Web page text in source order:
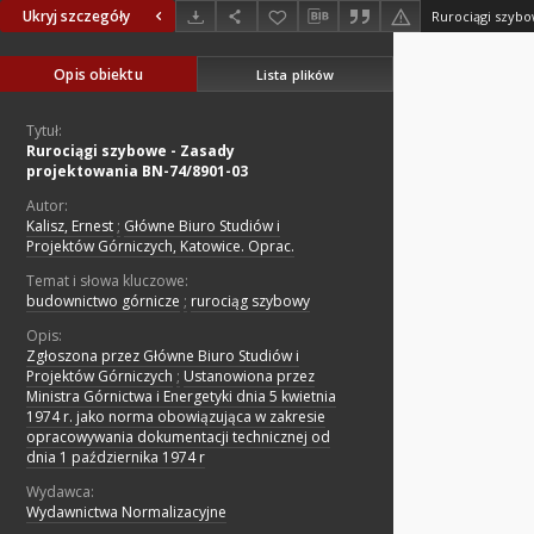
Ukryj szczegóły
Opis obiektu Lista plików
Tytuł:
Rurociągi szybowe - Zasady
projektowania BN-74/8901-03
Autor:
Kalisz, Ernest ; Główne Biuro Studiów i
Projektów Górniczych, Katowice. Oprac.
Temat i słowa kluczowe:
budownictwo górnicze ; rurociąg szybowy
Opis:
Zgłoszona przez Główne Biuro Studiów i
Projektów Górniczych ; Ustanowiona przez
Ministra Górnictwa i Energetyki dnia 5 kwietnia
1974 r. jako norma obowiązująca w zakresie
opracowywania dokumentacji technicznej od
dnia 1 października 1974 r
Wydawca:
Wydawnictwa Normalizacyjne